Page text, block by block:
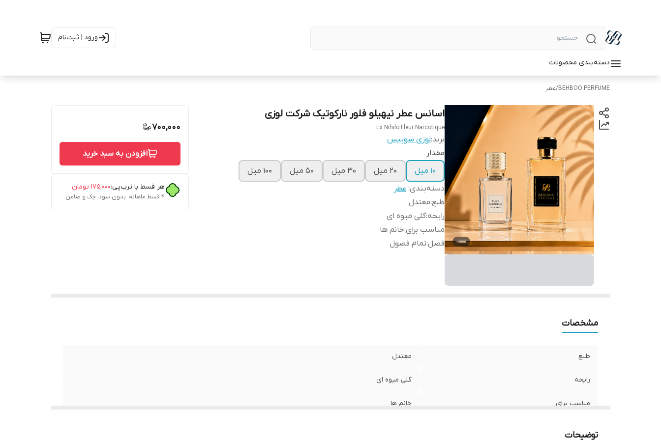
ورود | ثبت‌نام
دسته‌بندی محصولات
BEHBOO PERFUME
/عطر
اسانس عطر نیهیلو فلور نارکوتیک شرکت لوزی
Ex Nihilo Fleur Narcotique
برند:لوزی سوییس
مقدار
۱۰ میل
۲۰ میل ۳۰ میل ۵۰ میل
۱۰۰ میل
دسته‌بندی: عطر
طبع:معتدل
رایحه:گلی میوه ای
مناسب برای:خانم ها
فصل:تمام فصول
700,000
افزودن به سبد خرید
هر قسط با ترب‌پی:۱۷۵٬۰۰۰ تومان
۴ قسط ماهانه. بدون سود، چک و ضامن.
مشخصات
طبع معتدل
رایحه گلی میوه ای
مناسب برای خانم ها
توضیحات